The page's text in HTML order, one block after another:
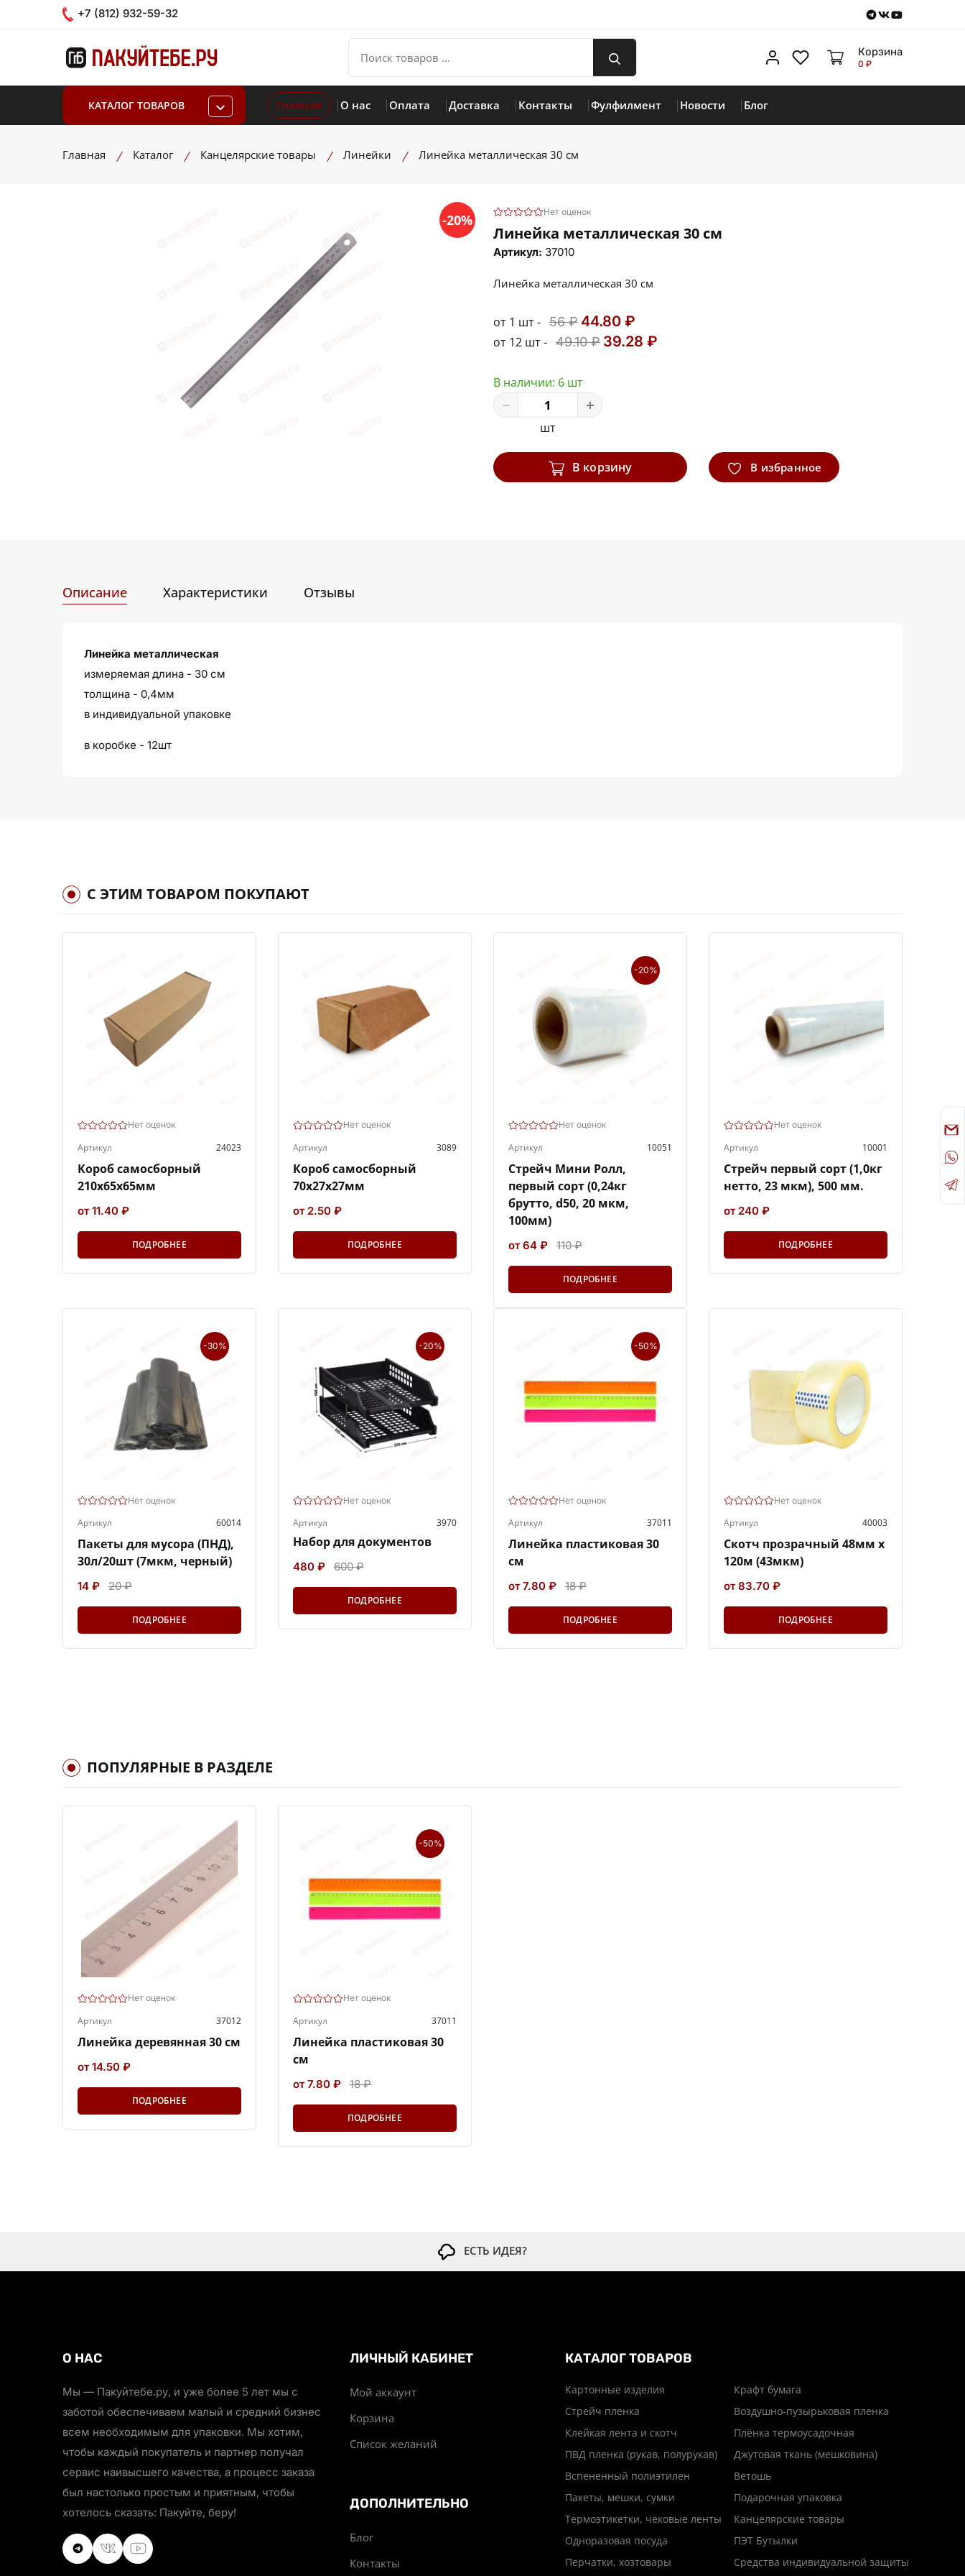
+7 (812) 932-59-32 Telegram
VKontakte
Youtube
Личный кабинет
ИзбранноеКорзина
0 ₽
КАТАЛОГ ТОВАРОВ Главная О нас Оплата Доставка Контакты Фулфилмент Новости Блог
Главная Каталог Канцелярские товары Линейки Линейка металлическая 30 см
-20% Нет оценок
Линейка металлическая 30 см
Артикул: 37010
Линейка металлическая 30 см
от 1 шт - 56 ₽ 44.80 ₽
от 12 шт - 49.10 ₽ 39.28 ₽
В наличии: 6 шт
шт
В корзину В избранное
Описание Характеристики Отзывы
Линейка металлическая
измеряемая длина - 30 см
толщина - 0,4мм
в индивидуальной упаковке
в коробке - 12шт
С ЭТИМ ТОВАРОМ ПОКУПАЮТ
Нет оценок
Артикул 24023
Короб самосборный
210х65х65мм
от 11.40 ₽
ПОДРОБНЕЕ
Нет оценок
Артикул 3089
Короб самосборный
70х27х27мм
от 2.50 ₽
ПОДРОБНЕЕ
-20%
Нет оценок
Артикул 10051
Стрейч Мини Ролл,
первый сорт (0,24кг
брутто, d50, 20 мкм,
100мм)
от 64 ₽ 110 ₽
ПОДРОБНЕЕ
Нет оценок
Артикул 10001
Стрейч первый сорт (1,0кг
нетто, 23 мкм), 500 мм.
от 240 ₽
ПОДРОБНЕЕ
-30%
Нет оценок
Артикул 60014
Пакеты для мусора (ПНД),
30л/20шт (7мкм, черный)
14 ₽ 20 ₽
ПОДРОБНЕЕ
-20%
Нет оценок
Артикул 3970
Набор для документов
480 ₽ 600 ₽
ПОДРОБНЕЕ
-50%
Нет оценок
Артикул 37011
Линейка пластиковая 30
см
от 7.80 ₽ 18 ₽
ПОДРОБНЕЕ
Нет оценок
Артикул 40003
Скотч прозрачный 48мм х
120м (43мкм)
от 83.70 ₽
ПОДРОБНЕЕ
ПОПУЛЯРНЫЕ В РАЗДЕЛЕ
Нет оценок
Артикул 37012
Линейка деревянная 30 см
от 14.50 ₽
ПОДРОБНЕЕ
-50%
Нет оценок
Артикул 37011
Линейка пластиковая 30
см
от 7.80 ₽ 18 ₽
ПОДРОБНЕЕ
ЕСТЬ ИДЕЯ?
О НАС
Мы — Пакуйтебе.ру, и уже более 5 лет мы с
заботой обеспечиваем малый и средний бизнес
всем необходимым для упаковки. Мы хотим,
чтобы каждый покупатель и партнер получал
сервис наивысшего качества, а процесс заказа
был настолько простым и приятным, чтобы
хотелось сказать: Пакуйте, беру!
VKontakteVKontakteYoutube
ЛИЧНЫЙ КАБИНЕТ
Мой аккаунт
Корзина
Список желаний
ДОПОЛНИТЕЛЬНО
Блог
Контакты
КАТАЛОГ ТОВАРОВ
Картонные изделия
Крафт бумага
Стрейч пленка
Воздушно-пузырьковая пленка
Клейкая лента и скотч
Плёнка термоусадочная
ПВД пленка (рукав, полурукав)
Джутовая ткань (мешковина)
Вспененный полиэтилен
Ветошь
Пакеты, мешки, сумки
Подарочная упаковка
Термоэтикетки, чековые ленты
Канцелярские товары
Одноразовая посуда
ПЭТ Бутылки
Перчатки, хозтовары
Средства индивидуальной защиты